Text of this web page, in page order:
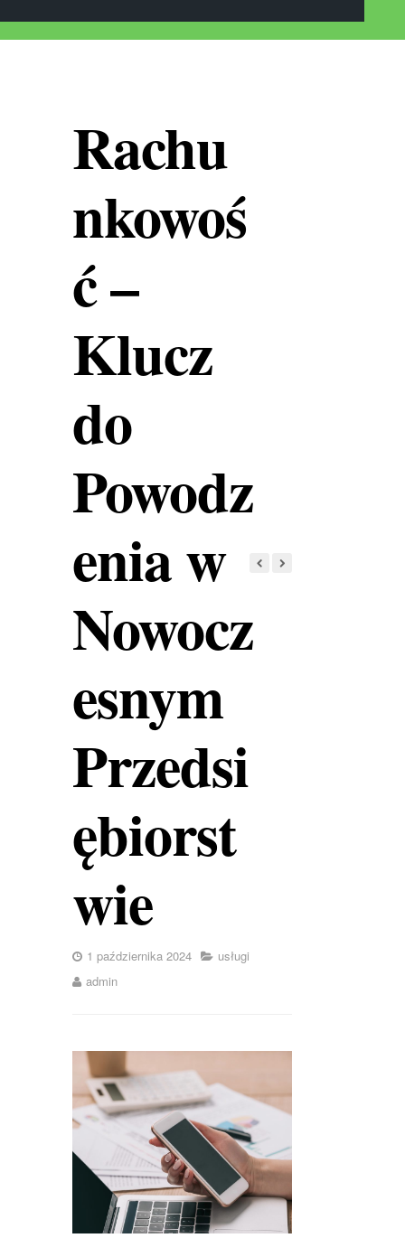
Rachu
nkowoś
ć –
Klucz
do
Powodz
enia w
Nowocz
esnym
Przedsi
ębiorst
wie
1 października 2024
usługi
admin